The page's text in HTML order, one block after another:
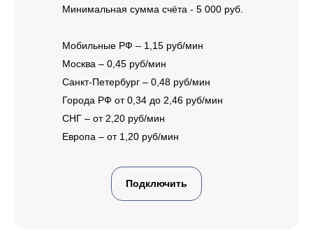
Минимальная сумма счёта - 5 000 руб.
Мобильные РФ – 1,15 руб/мин
Москва – 0,45 руб/мин
Санкт-Петербург – 0,48 руб/мин
Города РФ от 0,34 до 2,46 руб/мин
СНГ – от 2,20 руб/мин
Европа – от 1,20 руб/мин
Подключить